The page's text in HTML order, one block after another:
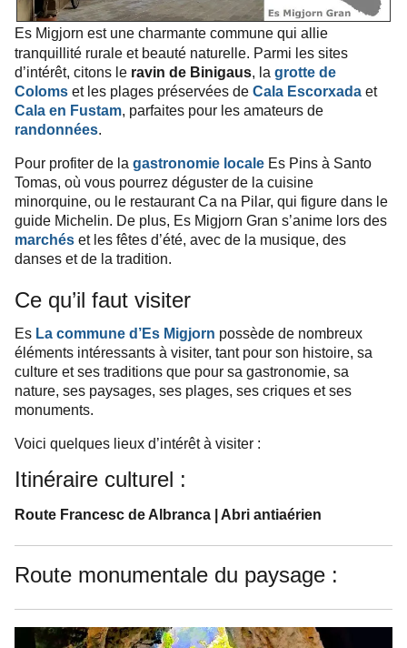
Es Migjorn est une charmante commune qui allie
tranquillité rurale et beauté naturelle. Parmi les sites
d’intérêt, citons le ravin de Binigaus, la grotte de
Coloms et les plages préservées de Cala Escorxada et
Cala en Fustam, parfaites pour les amateurs de
randonnées.
Pour profiter de la gastronomie locale Es Pins à Santo
Tomas, où vous pourrez déguster de la cuisine
minorquine, ou le restaurant Ca na Pilar, qui figure dans le
guide Michelin. De plus, Es Migjorn Gran s’anime lors des
marchés et les fêtes d’été, avec de la musique, des
danses et de la tradition.
Ce qu’il faut visiter
Es La commune d’Es Migjorn possède de nombreux
éléments intéressants à visiter, tant pour son histoire, sa
culture et ses traditions que pour sa gastronomie, sa
nature, ses paysages, ses plages, ses criques et ses
monuments.
Voici quelques lieux d’intérêt à visiter :
Itinéraire culturel :
Route Francesc de Albranca Abri antiaérien
Route monumentale du paysage :